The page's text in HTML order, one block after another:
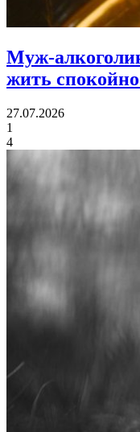
Муж-
жить
27.07.2026
1
4